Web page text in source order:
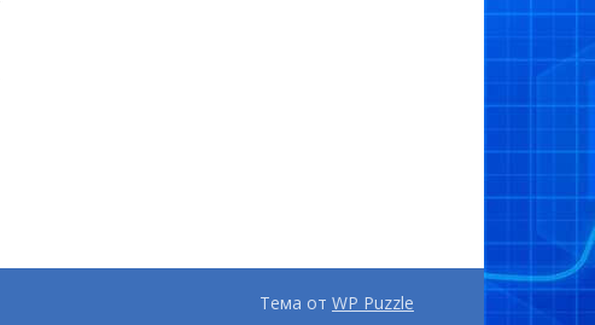
Тема от WP Puzzle